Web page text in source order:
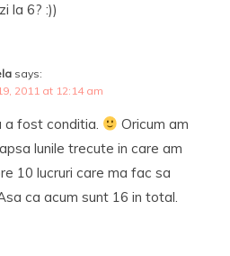
la 6? :))
says:
2011 at 12:14 am
a fost conditia.
Oricum am
lunile trecute in care am
10 lucruri care ma fac sa
ca acum sunt 16 in total.